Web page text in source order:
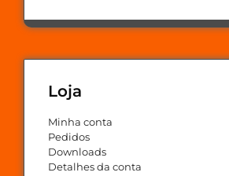
Loja
Minha conta
Pedidos
Downloads
Detalhes da conta